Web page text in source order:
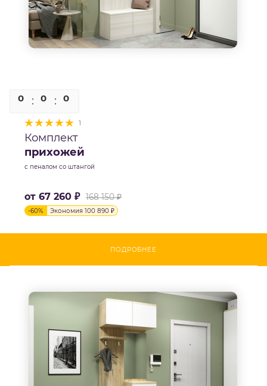
0 0 0
1
Комплект
прихожей
с пеналом со штангой
от 67 260 ₽ 168 150 ₽
-60% Экономия 100 890 ₽
ПОДРОБНЕЕ